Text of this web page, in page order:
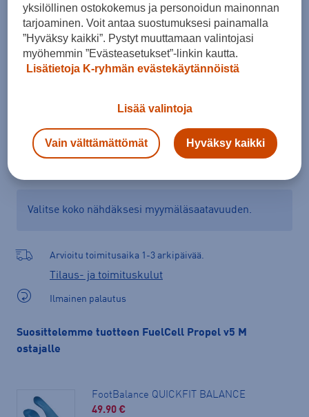
Kokotaulukko
Tarkista saatavuus ja tilaa myymälästä
Valitse koko nähdäksesi myymäläsaatavuuden.
Arvioitu toimitusaika 1-3 arkipäivää.
Tilaus- ja toimituskulut
Ilmainen palautus
Suosittelemme tuotteen FuelCell Propel v5 M
ostajalle
FootBalance QUICKFIT BALANCE
49.90 €
yksilöllinen ostokokemus ja personoidun mainonnan
tarjoaminen. Voit antaa suostumuksesi painamalla
”Hyväksy kaikki”. Pystyt muuttamaan valintojasi
myöhemmin ”Evästeasetukset”-linkin kautta.
Lisätietoja K-ryhmän evästekäytännöistä
Lisää valintoja
Vain välttämättömät Hyväksy kaikki